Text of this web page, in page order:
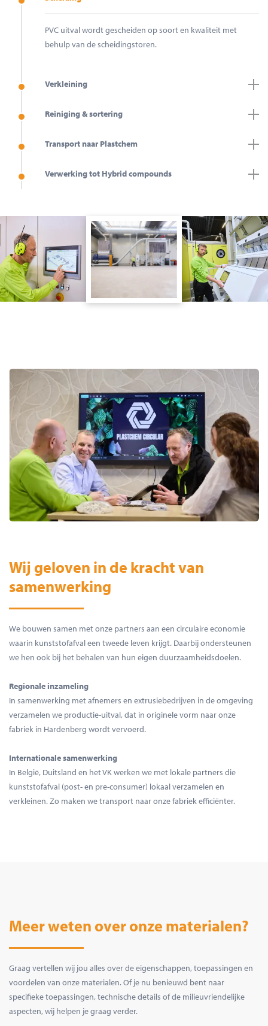
PVC uitval wordt gescheiden op soort en kwaliteit met
behulp van de scheidingstoren.
Verkleining
Reiniging & sortering
Transport naar Plastchem
Verwerking tot Hybrid compounds
Wij geloven in de kracht van
samenwerking
We bouwen samen met onze partners aan een circulaire economie
waarin kunststofafval een tweede leven krijgt. Daarbij ondersteunen
we hen ook bij het behalen van hun eigen duurzaamheidsdoelen.
Regionale inzameling
In samenwerking met afnemers en extrusiebedrijven in de omgeving
verzamelen we productie-uitval, dat in originele vorm naar onze
fabriek in Hardenberg wordt vervoerd.
Internationale samenwerking
In België, Duitsland en het VK werken we met lokale partners die
kunststofafval (post- en pre-consumer) lokaal verzamelen en
verkleinen. Zo maken we transport naar onze fabriek efficiënter.
Meer weten over onze materialen?
Graag vertellen wij jou alles over de eigenschappen, toepassingen en
voordelen van onze materialen. Of je nu benieuwd bent naar
specifieke toepassingen, technische details of de milieuvriendelijke
aspecten, wij helpen je graag verder.